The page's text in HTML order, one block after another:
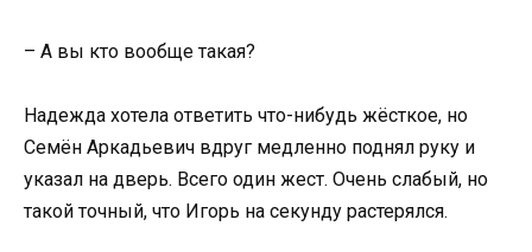
– А вы кто вообще такая?
Надежда хотела ответить что-нибудь жёсткое, но
Семён Аркадьевич вдруг медленно поднял руку и
указал на дверь. Всего один жест. Очень слабый, но
такой точный, что Игорь на секунду растерялся.